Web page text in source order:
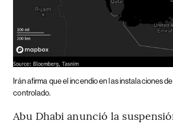
Irán afirma que el incendio en las instalaciones
controlado.
Abu Dhabi anunció la